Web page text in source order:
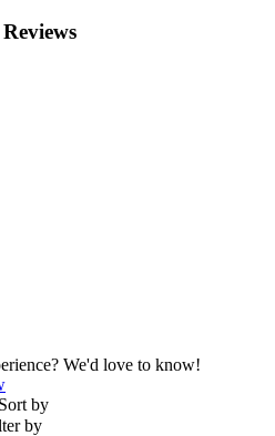
We'd love to know!
Sort by
by